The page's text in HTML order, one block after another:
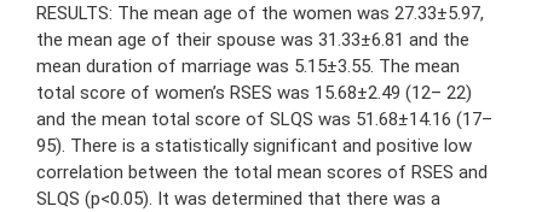
RESULTS: The mean age of the women was 27.33±5.97,
the mean age of their spouse was 31.33±6.81 and the
mean duration of marriage was 5.15±3.55. The mean
total score of women’s RSES was 15.68±2.49 (12– 22)
and the mean total score of SLQS was 51.68±14.16 (17–
95). There is a statistically significant and positive low
correlation between the total mean scores of RSES and
SLQS (p<0.05). It was determined that there was a